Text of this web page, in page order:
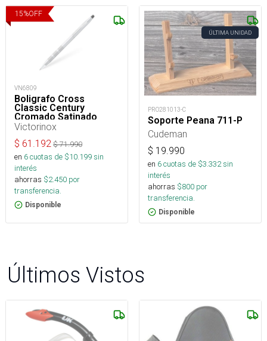
15%OFF
VN6809
Boligrafo Cross
Classic Century
Cromado Satinado
Victorinox
$ 61.192 $71.990
en 6cuotas de $10.199sin
interés
ahorras $2.450 por
transferencia.
Disponible
ÚLTIMA UNIDAD
PRO281013-C
Soporte Peana 711-P
Cudeman
$ 19.990
en 6cuotas de $3.332sin
interés
ahorras $800 por
transferencia.
Disponible
Últimos Vistos